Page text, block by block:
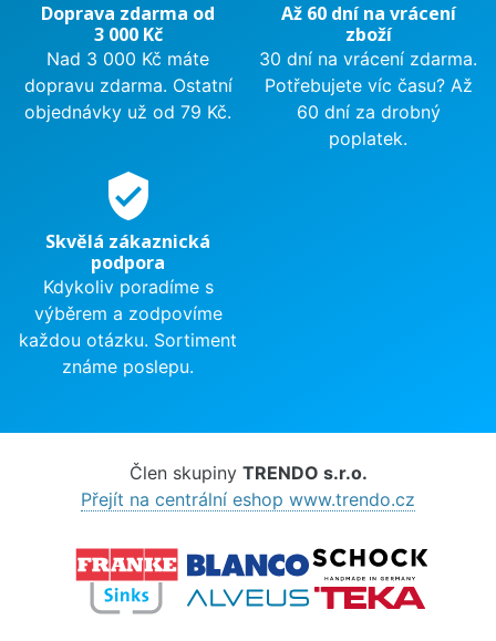
Doprava zdarma od
3 000 Kč
Nad 3 000 Kč máte
dopravu zdarma. Ostatní
objednávky už od 79 Kč.
Až 60 dní na vrácení
zboží
30 dní na vrácení zdarma.
Potřebujete víc času? Až
60 dní za drobný
poplatek.
verified_user
Skvělá zákaznická
podpora
Kdykoliv poradíme s
výběrem a zodpovíme
každou otázku. Sortiment
známe poslepu.
Člen skupiny TRENDO s.r.o.
Přejít na centrální eshop www.trendo.cz